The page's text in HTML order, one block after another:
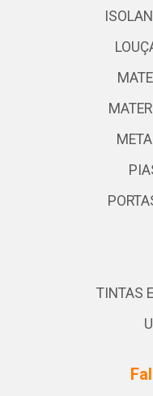
TINTAS